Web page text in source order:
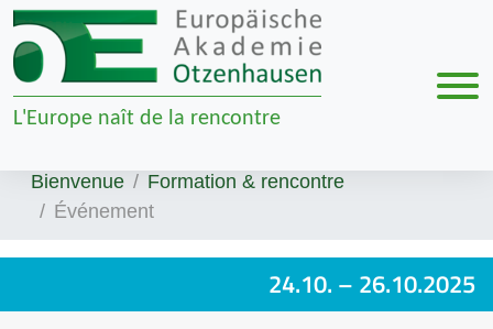
Zur Navigation springen
Zum Inhalt springen
L'Europe naît de la rencontre
Bienvenue
Formation & rencontre
Événement
24.10. – 26.10.2025